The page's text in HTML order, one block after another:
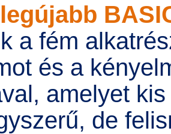
a fém
és a
amelyet
de